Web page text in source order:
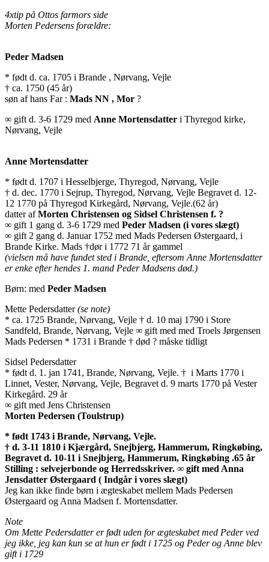
4xtip på Ottos farmors side
Morten Pedersens forældre:
Peder Madsen
* født d. ca. 1705 i Brande , Nørvang, Vejle
† ca. 1750 (45 år)
søn af hans Far : Mads NN , Mor ?
∞ gift d. 3-6 1729 med Anne Mortensdatter i Thyregod kirke,
Nørvang, Vejle
Anne Mortensdatter
* født d. 1707 i Hesselbjerge, Thyregod, Nørvang, Vejle
† d. dec. 1770 i Sejrup, Thyregod, Nørvang, Vejle Begravet d. 12-
12 1770 på Thyregod Kirkegård, Nørvang, Vejle.(62 år)
datter afMorten Christensen og Sidsel Christensen f. ?
∞ gift 1 gang d. 3-6 1729 med Peder Madsen (i vores slægt)
∞ gift 2 gang d. Januar 1752 med Mads Pedersen Østergaard, i
Brande Kirke. Mads †dør i 1772 71 år gammel
(vielsen må have fundet sted i Brande, eftersom Anne Mortensdatter
er enke efter hendes 1. mand Peder Madsens død.)
Børn: med Peder Madsen
Mette Pedersdatter(se note)
* ca. 1725 Brande, Nørvang, Vejle † d. 10 maj 1790 i Store
Sandfeld, Brande, Nørvang, Vejle ∞ gift med med Troels Jørgensen
Mads Pedersen * 1731 i Brande † død ? måske tidligt
Sidsel Pedersdatter
* født d. 1. jan 1741, Brande, Nørvang, Vejle. † i Marts 1770 i
Linnet, Vester, Nørvang, Vejle, Begravet d. 9 marts 1770 på Vester
Kirkegård. 29 år
∞ gift med Jens Christensen
Morten Pedersen (Toulstrup)
* født 1743 i Brande, Nørvang, Vejle.
† d. 3-11 1810 i Kjærgård, Snejbjerg, Hammerum, Ringkøbing,
Begravet d. 10-11 i Snejbjerg, Hammerum, Ringkøbing .65 år
Stilling : selvejerbonde og Herredsskriver. ∞ gift med Anna
Jensdatter Østergaard ( Indgår i vores slægt)
Jeg kan ikke finde børn i ægteskabet mellem Mads Pedersen
Østergaard og Anna Madsen f. Mortensdatter.
Note
Om Mette Pedersdatter er født uden for ægteskabet med Peder ved
jeg ikke, jeg kan kun se at hun er født i 1725 og Peder og Anne blev
gift i 1729